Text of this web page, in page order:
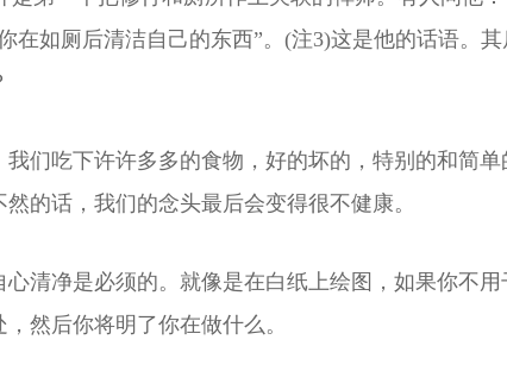
在如厕后清洁自己的东西”。(注3)这是他的话语。
们吃下许许多多的食物，好的坏的，特别的和简
的话，我们的念头最后会变得很不健康。
清净是必须的。就像是在白纸上绘图，如果你不
然后你将明了你在做什么。